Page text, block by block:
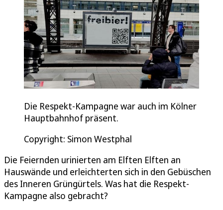
Die Respekt-Kampagne war auch im Kölner
Hauptbahnhof präsent.
Copyright: Simon Westphal
Die Feiernden urinierten am Elften Elften an
Hauswände und erleichterten sich in den Gebüschen
des Inneren Grüngürtels. Was hat die Respekt-
Kampagne also gebracht?